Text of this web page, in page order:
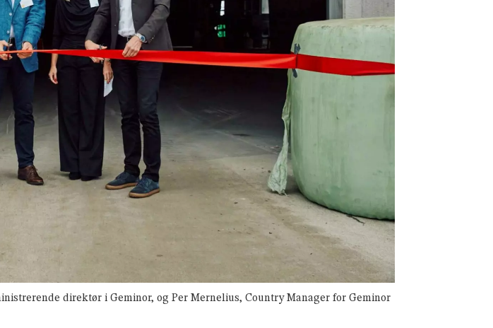
direktør i Geminor, og Per Mernelius, Country Manager for Geminor